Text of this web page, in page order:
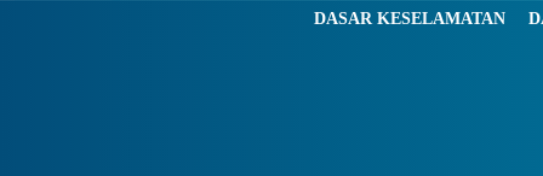
DASAR KESELAMATAN